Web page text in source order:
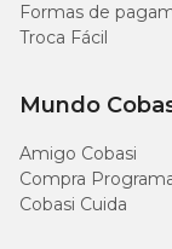
Formas de
Troca Fácil
Mundo
Amigo Cobasi
Compra
Cobasi Cuida